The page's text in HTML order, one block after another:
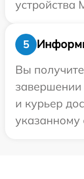
устройства
5
Вы
завершении
и курьер
указанному